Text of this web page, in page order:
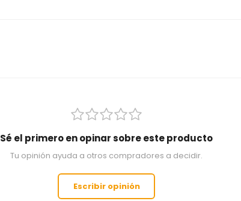
Sé el primero en opinar sobre este producto
Tu opinión ayuda a otros compradores a decidir.
Escribir opinión